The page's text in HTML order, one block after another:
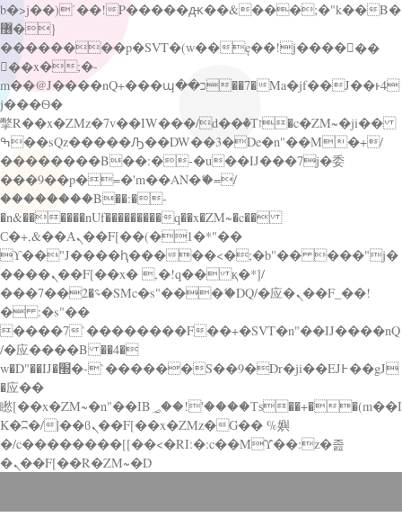
b�>j��)΄��!P�����ԫ��&���;�"k��B�
޶�}
��������p�SVT�(w��ę��!j������
��x�;�-
m��@J����nQ+���պ��כ��7�Ma�jf��J��ͱ4
j���Ѳ�
撆R��x�ZMz�7v��IW���/d��ٞ�Тז�c�ZM~�ji��
ߒ��sQz�����Ԡ��DW��3�De�n"��M�+/
��������B��:�-�u��IJ���7j�委
���9��p�=�'m��AN�ޭ�=/
��������B��:�-
�n&������nUf���������q��x�ZM~�c��
Ϲ�+,&��Ὰܢ��F[��(�1�*"��
ϒ��"J����ԧ�����<�;�b"�� ���"j�
����ܢ��F[��x� ,�!q�� қ�*]/
���؝�2��7�SMc�s"���ޭ�DQ/�应�ܢ��F_��!
� :�s"��
����7`��������F��+�SVT�n"��IJ����nQ
/�应����B ��4�
w�D"��IJ�׭�-`������S��9�Dr�ji��EJ߅��gJ
�应��
矁[��x�ZM~�n"��IB؃��!'����Тѕ��+��(m��I
K�ʭ�/|��ϐܢ��F[��x�ZMz�G�� %嬩
�/c��������[[��<�RI:�:c��MΎ��:z�졾
�ܢ��F[��R�ZM~�D
down